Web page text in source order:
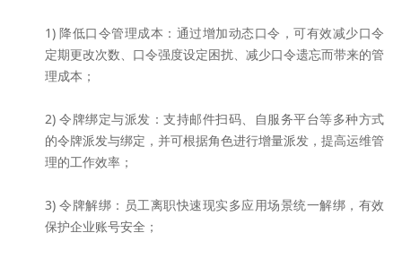
1) 降低口令管理成本：通过增加动态口令，可有效减少口令
定期更改次数、口令强度设定困扰、减少口令遗忘而带来的管
理成本；
2) 令牌绑定与派发：支持邮件扫码、自服务平台等多种方式
的令牌派发与绑定，并可根据角色进行增量派发，提高运维管
理的工作效率；
3) 令牌解绑：员工离职快速现实多应用场景统一解绑，有效
保护企业账号安全；